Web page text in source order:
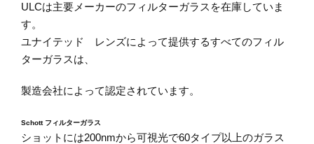
ULCは主要メーカーのフィルターガラスを在庫していま
す。
ユナイテッド レンズによって提供するすべてのフィル
ターガラスは、
製造会社によって認定されています。
Schott フィルターガラス
ショットには200nmから可視光で60タイプ以上のガラス